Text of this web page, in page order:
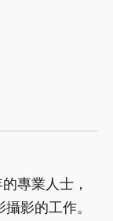
專業人士，
影的工作。